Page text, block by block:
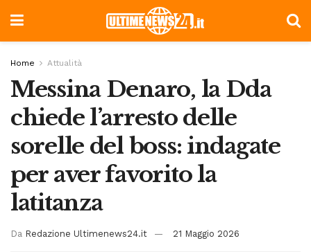
Home Attualità
Messina Denaro, la Dda
chiede l’arresto delle
sorelle del boss: indagate
per aver favorito la
latitanza
Da Redazione Ultimenews24.it 21 Maggio 2026